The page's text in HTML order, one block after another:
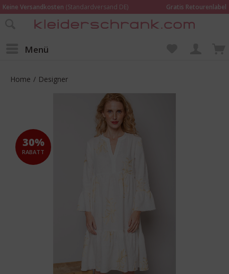
Keine Versandkosten (Standardversand DE)
Gratis Retourenlabel
Online bestellen – im Geschäft in Kempen anprobieren und beraten lassen
Menü
Home / Designer
30%
RABATT